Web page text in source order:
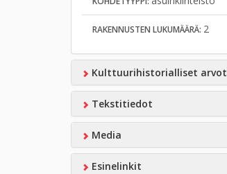
RAKENNUSTEN LUKUMÄÄRÄ: 2
Kulttuurihistorialliset arvot
Tekstitiedot
Media
Esinelinkit